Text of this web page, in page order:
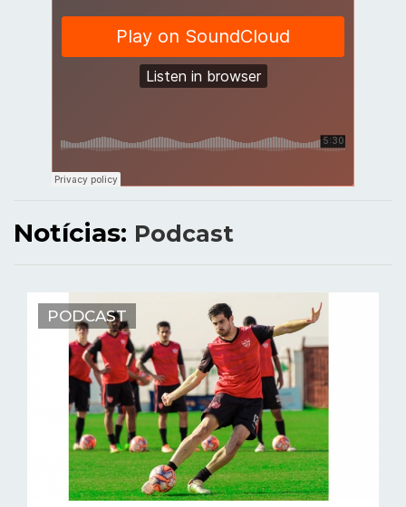
Notícias: Podcast
PODCAST